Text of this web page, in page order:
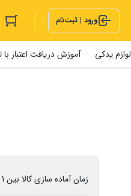
ورود | ثبت‌نام
لوازم یدکی آموزش دریافت اعتبار با
زمان آماده سازی کالا بین 1 الی 3 روزه کاری